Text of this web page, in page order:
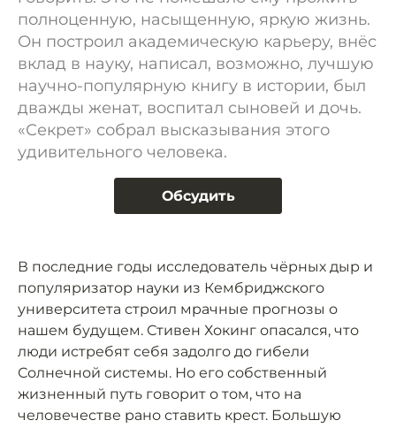
полноценную, насыщенную, яркую жизнь.
Он построил академическую карьеру, внёс
вклад в науку, написал, возможно, лучшую
научно-популярную книгу в истории, был
дважды женат, воспитал сыновей и дочь.
«Секрет» собрал высказывания этого
удивительного человека.
Обсудить
В последние годы исследователь чёрных дыр и
популяризатор науки из Кембриджского
университета строил мрачные прогнозы о
нашем будущем. Стивен Хокинг опасался, что
люди истребят себя задолго до гибели
Солнечной системы. Но его собственный
жизненный путь говорит о том, что на
человечестве рано ставить крест. Большую